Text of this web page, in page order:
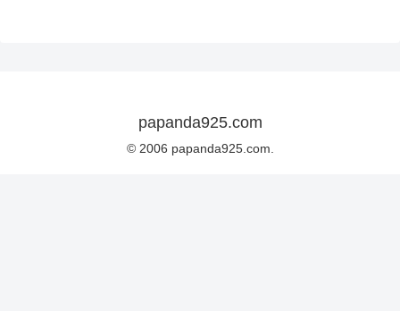
papanda925.com
© 2006 papanda925.com.